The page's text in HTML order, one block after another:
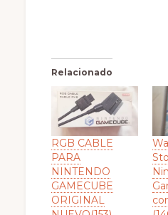
Relacionado
RGB CABLE
PARA
NINTENDO
GAMECUBE
ORIGINAL